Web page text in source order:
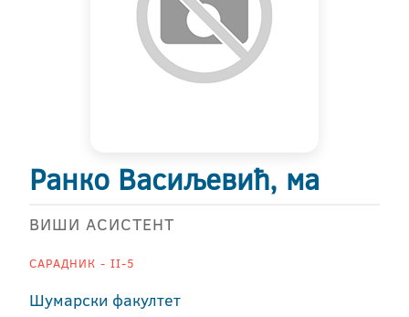
Ранко Васиљевић, ма
ВИШИ АСИСТЕНТ
САРАДНИК - II-5
Шумарски факултет